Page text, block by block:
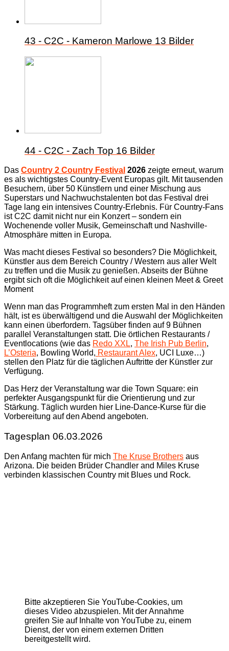
43 - C2C - Kameron Marlowe 13 Bilder
44 - C2C - Zach Top 16 Bilder
Das Country 2 Country Festival 2026 zeigte erneut, warum
es als wichtigstes Country-Event Europas gilt. Mit tausenden
Besuchern, über 50 Künstlern und einer Mischung aus
Superstars und Nachwuchstalenten bot das Festival drei
Tage lang ein intensives Country-Erlebnis. Für Country-Fans
ist C2C damit nicht nur ein Konzert – sondern ein
Wochenende voller Musik, Gemeinschaft und Nashville-
Atmosphäre mitten in Europa.
Was macht dieses Festival so besonders? Die Möglichkeit,
Künstler aus dem Bereich Country / Western aus aller Welt
zu treffen und die Musik zu genießen. Abseits der Bühne
ergibt sich oft die Möglichkeit auf einen kleinen Meet & Greet
Moment
Wenn man das Programmheft zum ersten Mal in den Händen
hält, ist es überwältigend und die Auswahl der Möglichkeiten
kann einen überfordern. Tagsüber finden auf 9 Bühnen
parallel Veranstaltungen statt. Die örtlichen Restaurants /
Eventlocations (wie das Redo XXL, The Irish Pub Berlin,
L’Osteria, Bowling World, Restaurant Alex, UCI Luxe…)
stellen den Platz für die täglichen Auftritte der Künstler zur
Verfügung.
Das Herz der Veranstaltung war die Town Square: ein
perfekter Ausgangspunkt für die Orientierung und zur
Stärkung. Täglich wurden hier Line-Dance-Kurse für die
Vorbereitung auf den Abend angeboten.
Tagesplan 06.03.2026
Den Anfang machten für mich The Kruse Brothers aus
Arizona. Die beiden Brüder Chandler and Miles Kruse
verbinden klassischen Country mit Blues und Rock.
Bitte akzeptieren Sie YouTube-Cookies, um
dieses Video abzuspielen. Mit der Annahme
greifen Sie auf Inhalte von YouTube zu, einem
Dienst, der von einem externen Dritten
bereitgestellt wird.